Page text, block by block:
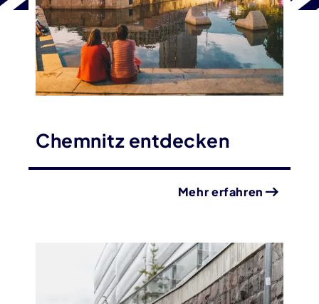
Chemnitz entdecken
Mehr erfahren